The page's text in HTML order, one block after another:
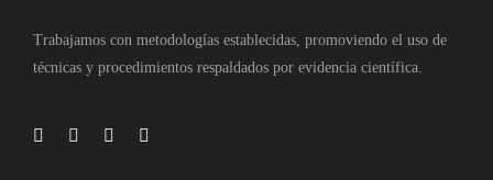
Trabajamos con metodologías establecidas, promoviendo el uso de
técnicas y procedimientos respaldados por evidencia científica.